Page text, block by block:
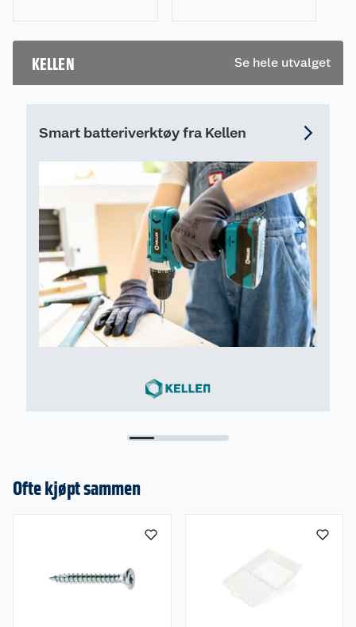
hvordan du leier.
KELLEN Se hele utvalget
Smart batteriverktøy fra Kellen
Ofte kjøpt sammen